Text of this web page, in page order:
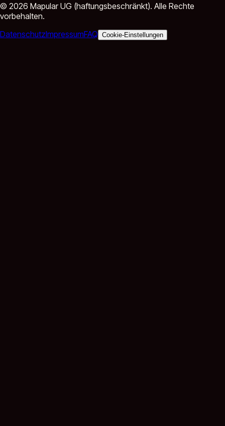
© 2026 Mapular UG (haftungsbeschränkt). Alle Rechte
vorbehalten.
DatenschutzImpressumFAQ Cookie-Einstellungen